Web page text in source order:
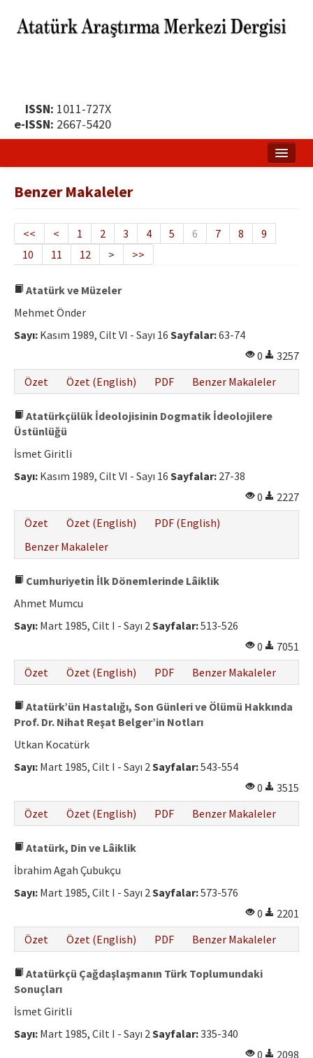
ISSN: 1011-727X
e-ISSN: 2667-5420
Yayın Politikası
Dergi Kurulları
Yayın İlkeleri
Etik İlkeler
Yazar Rehberi
Hakem Rehberi
Benzer Makaleler
<< < 1 2 3 4 5 6 7 8
9
10
11 12 > >>
Atatürk ve Müzeler
Mehmet Önder
Sayı: Kasım 1989, Cilt VI - Sayı 16 Sayfalar:63-74
0
3257
Özet
Özet (English) PDF Benzer Makaleler
Atatürkçülük İdeolojisinin Dogmatik İdeolojilere
Üstünlüğü
İsmet Giritli
Sayı: Kasım 1989, Cilt VI - Sayı 16 Sayfalar: 27-38
0
2227
Özet
Özet (English)
PDF (English)
Benzer Makaleler
Cumhuriyetin İlk Dönemlerinde Lâiklik
Ahmet Mumcu
Sayı: Mart 1985, Cilt I - Sayı 2Sayfalar:513-526
0
7051
Özet
Özet (English) PDF Benzer Makaleler
Atatürk’ün Hastalığı, Son Günleri ve Ölümü Hakkında
Prof. Dr. Nihat Reşat Belger’in Notları
Utkan Kocatürk
Sayı: Mart 1985, Cilt I - Sayı 2Sayfalar:543-554
0
3515
Özet
Özet (English) PDF Benzer Makaleler
Atatürk, Din ve Lâiklik
İbrahim Agah Çubukçu
Sayı: Mart 1985, Cilt I - Sayı 2Sayfalar:573-576
0
2201
Özet
Özet (English) PDF Benzer Makaleler
Atatürkçü Çağdaşlaşmanın Türk Toplumundaki
Sonuçları
İsmet Giritli
Sayı: Mart 1985, Cilt I - Sayı 2Sayfalar:335-340
0
2098